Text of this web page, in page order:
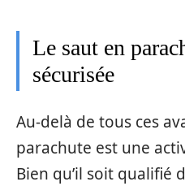
Le saut en
sécurisée
Au-delà de tous ces
parachute est une
Bien qu’il soit qualifié